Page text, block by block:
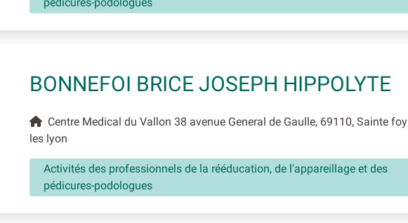
BONNEFOI BRICE JOSEPH HIPPOLYTE
Centre Medical du Vallon 38 avenue General de Gaulle, 69110, Sainte foy
les lyon
Activités des professionnels de la rééducation, de l'appareillage et des
pédicures-podologues